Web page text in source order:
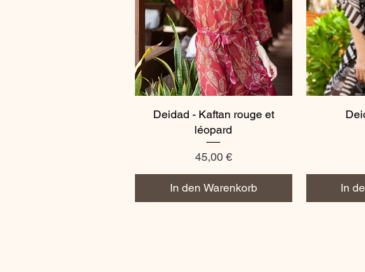
Schnellansicht
Deidad - Kaftan rouge et
léopard
Preis
45,00 €
In den Warenkorb In